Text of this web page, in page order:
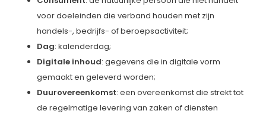
voor doeleinden die verband houden met zijn
handels-, bedrijfs- of beroepsactiviteit;
Dag: kalenderdag;
Digitale inhoud: gegevens die in digitale vorm
gemaakt en geleverd worden;
Duurovereenkomst: een overeenkomst die strekt tot
de regelmatige levering van zaken of diensten